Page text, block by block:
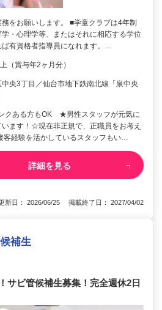
をお願いします。 ■学童クラブは4年制
・心理学等、またはそれに相応する学位
ば有資格者指導員になれます。…
（賞与年2ヶ月分）
央3丁目／仙台市地下鉄南北線「泉中央
クある方もOK ★男性スタッフが元気に
ます！☆現在非正規で、正職員をお考え
経験を活かしているスタッフもい…
詳細を見る
新日： 2026/06/25 掲載終了日： 2027/04/02
補生
サビ管候補生募集！完全週休2日